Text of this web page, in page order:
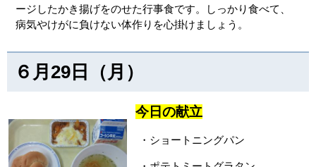
ージしたかき揚げをのせた行事食です。しっかり食べて、
病気やけがに負けない体作りを心掛けましょう。
６月29日（月）
今日の献立
・ショートニングパン